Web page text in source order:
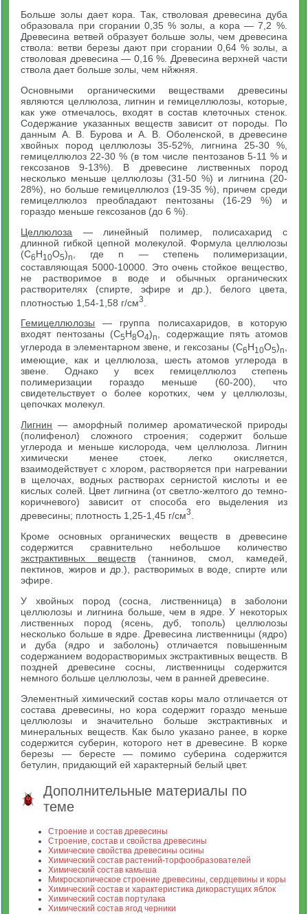
Больше золы дает кора. Так, стволовая древесина дуба
образовала при сгорании 0,35 % золы, а кора — 7,2 %.
Древесина ветвей образует больше золы, чем древесина
ствола: ветви березы дают при сгорании 0,64 % золы, а
стволовая древесина — 0,16 %. Древесина верхней части
ствола дает больше золы, чем нйжняя.
Основными органическими веществами древесины
являются целлюлоза, лигнин и гемицеллюлозы, которые,
как уже отмечалось, входят в состав клеточных стенок.
Содержание указанных веществ зависит от породы. По
данным А. В. Бурова и А. В. Оболенской, в древесине
хвойных пород целлюлозы 35-52%, лигнина 25-30 %,
гемицеллюлоз 22-30 % (в том числе пентозанов 5-11 % и
гексозанов 9-13%). В древесине лиственных пород
несколько меньше целлюлозы (31-50 %) и лигнина (20-
28%), но больше гемицеллюлоз (19-35 %), причем среди
гемицеллюлоз преобладают пентозаны (16-29 %) и
гораздо меньше гексозанов (до 6 %).
Целлюлоза — линейный полимер, полисахарид с
длинной гибкой цепной молекулой. Формула целлюлозы
(С6Н10О5)n
, где n — степень полимеризации,
составляющая 5000-10000. Это очень стойкое вещество,
не растворимое в воде и обычных органических
растворителях (спирте, эфире и др.), белого цвета,
плотностью 1,54-1,58 г/см3
Гемицеллюлозы — группа полисахаридов, в которую
входят пентозаны (С5Н8O4)n, содержащие пять атомов
углерода в элементарном звене, и гексозаны (С6Н10О5)n,
имеющие, как и целлюлоза, шесть атомов углерода в
звене. Однако у всех гемицеллюлоз степень
полимеризации гораздо меньше (60-200), что
свидетельствует о более коротких, чем у целлюлозы,
цепочках молекул.
Лигнин — аморфный полимер ароматической природы
(полифенол) сложного строения; содержит больше
углерода и меньше кислорода, чем целлюлоза. Лигнин
химически менее стоек, легко окисляется,
взаимодействует с хлором, растворяется при нагревании
в щелочах, водных растворах сернистой кислоты и ее
кислых солей. Цвет лигнина (от светло-желтого до темно-
коричневого) зависит от способа его выделения из
древесины; плотность 1,25-1,45 г/см3
Кроме основных органических веществ в древесине
содержится сравнительно небольшое количество
экстрактивных веществ (таннинов, смол, камедей,
пектинов, жиров и др.), растворимых в воде, спирте или
эфире.
У хвойных пород (сосна, лиственница) в заболони
целлюлозы и лигнина больше, чем в ядре. У некоторых
лиственных пород (ясень, дуб, тополь) целлюлозы
несколько больше в ядре. Древесина лиственницы (ядро)
и дуба (ядро и заболонь) отличается повышенным
содержанием водорастворимых экстрактивных веществ. В
поздней древесине сосны, лиственницы содержится
немного больше целлюлозы, чем в ранней древесине.
Элементный химический состав коры мало отличается от
состава древесины, но кора содержит гораздо меньше
целлюлозы и значительно больше экстрактивных и
минеральных веществ. Как было указано ранее, в корке
содержится суберин, которого нет в древесине. В корке
березы — бересте — помимо суберина содержится
бетулин, придающий ей характерный белый цвет.
Дополнительные материалы по
теме
Строение и состав древесины
Строение, состав и свойства древесины
Химические свойства древесины осины
Химический состав растений-торфообразователей
Химический состав камыша
Микроскопическое строение древесины, сердцевины и коры
Химический состав и характеристика дикорастущих яблок
Химический состав портулака
Химический состав ягод черники